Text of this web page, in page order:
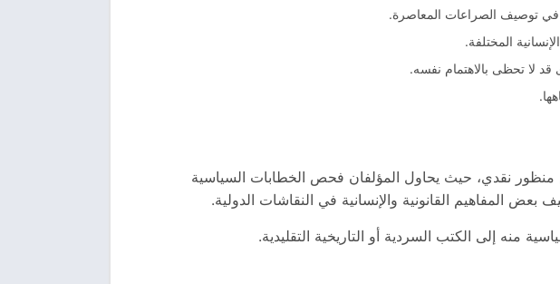
في توصيف الصراعات المعاصرة.
المختلفة.
قد لا تحظى بالاهتمام نفسه.
نقدي، حيث يحاول المؤلفان فحص الخطابات السياسية
المفاهيم القانونية والإنسانية في النقاشات الدولية.
منه إلى الكتب السردية أو التاريخية التقليدية.